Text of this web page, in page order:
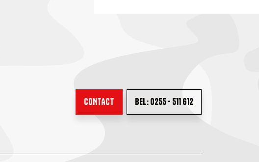
CONTACT BEL: 0255 - 511 612